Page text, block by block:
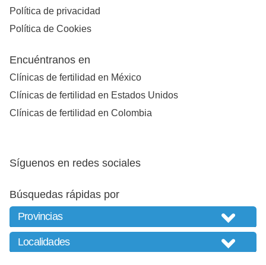
Política de privacidad
Política de Cookies
Encuéntranos en
Clínicas de fertilidad en México
Clínicas de fertilidad en Estados Unidos
Clínicas de fertilidad en Colombia
Síguenos en redes sociales
Búsquedas rápidas por